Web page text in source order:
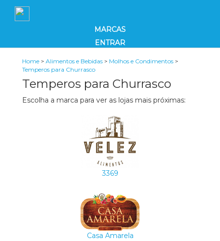
MARCAS
ENTRAR
Home > Alimentos e Bebidas > Molhos e Condimentos >
Temperos para Churrasco
Temperos para Churrasco
Escolha a marca para ver as lojas mais próximas:
3369
Casa Amarela